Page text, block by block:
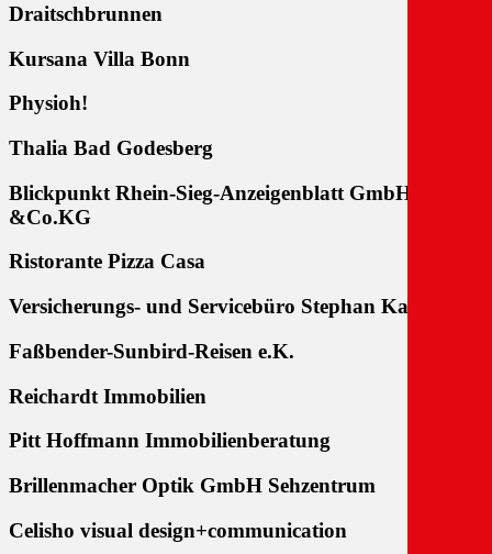
Draitschbrunnen
Kursana Villa Bonn
Physioh!
Thalia Bad Godesberg
Blickpunkt Rhein-Sieg-Anzeigenblatt GmbH
&Co.KG
Ristorante Pizza Casa
Versicherungs- und Servicebüro Stephan Kay
Faßbender-Sunbird-Reisen e.K.
Reichardt Immobilien
Pitt Hoffmann Immobilienberatung
Brillenmacher Optik GmbH Sehzentrum
Celisho visual design+communication